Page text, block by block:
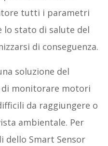
tutti i parametri
lo stato di salute del
di conseguenza.
soluzione del
monitorare motori
da raggiungere o
ambientale. Per
Smart Sensor